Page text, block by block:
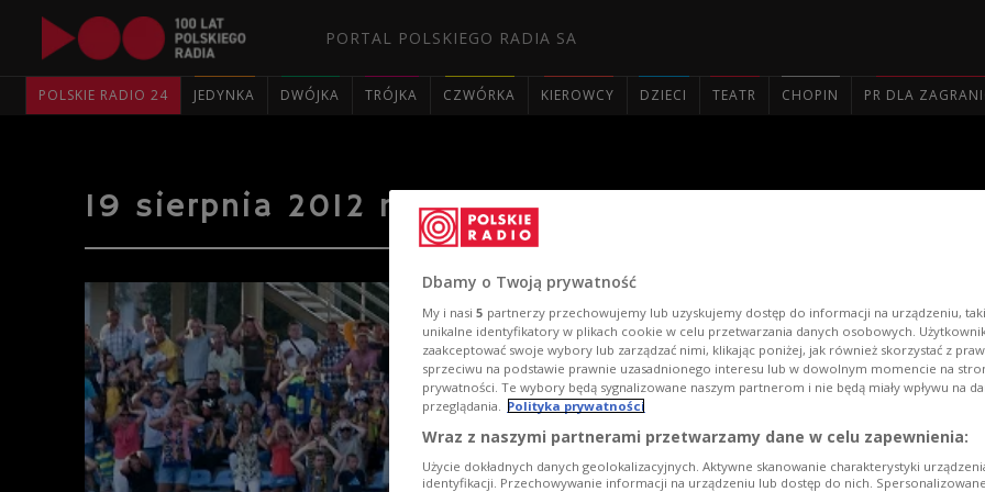
PORTAL POLSKIEGO RADIA SA
POLSKIE RADIO 24 JEDYNKA DWÓJKA TRÓJKA CZWÓRKA KIEROWCY DZIECI TEATR CHOPIN PR DLA
19 sierpnia 2012 na zdjęciach
Dbamy o Twoją prywatność
My i nasi 5 partnerzy przechowujemy lub uzyskujemy dostęp do informacji na urządzeniu,
unikalne identyfikatory w plikach cookie w celu przetwarzania danych osobowych.
zaakceptować swoje wybory lub zarządzać nimi, klikając poniżej, jak również skorzystać z
sprzeciwu na podstawie prawnie uzasadnionego interesu lub w dowolnym momencie na
prywatności. Te wybory będą sygnalizowane naszym partnerom i nie będą miały wpływu na
przeglądania. Polityka prywatności
Wraz z naszymi partnerami przetwarzamy dane w celu zapewnienia:
Użycie dokładnych danych geolokalizacyjnych. Aktywne skanowanie charakterystyki
identyfikacji. Przechowywanie informacji na urządzeniu lub dostęp do nich.